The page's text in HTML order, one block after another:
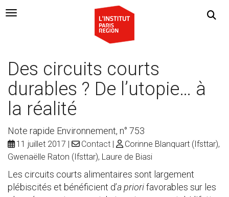
Navigation Toggle
Des circuits courts
durables ? De l’utopie… à
la réalité
Note rapide Environnement, n° 753
11 juillet 2017 Contact
Corinne Blanquart (Ifsttar),
Gwenaëlle Raton (Ifsttar), Laure de Biasi
Les circuits courts alimentaires sont largement
plébiscités et bénéficient d’a priorifavorables sur les